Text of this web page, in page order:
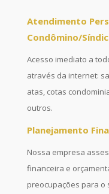
Atendimento
Condômino/
Acesso imediato a
através da internet:
atas, cotas
outros.
Planejamento
Nossa empresa
financeira e
preocupações para o